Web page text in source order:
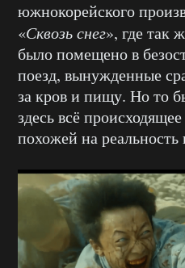
южнокорейского
«Сквозь снег», где так
было помещено в
поезд, вынужденные
за кров и пищу. Но то
здесь всё
похожей на реальность